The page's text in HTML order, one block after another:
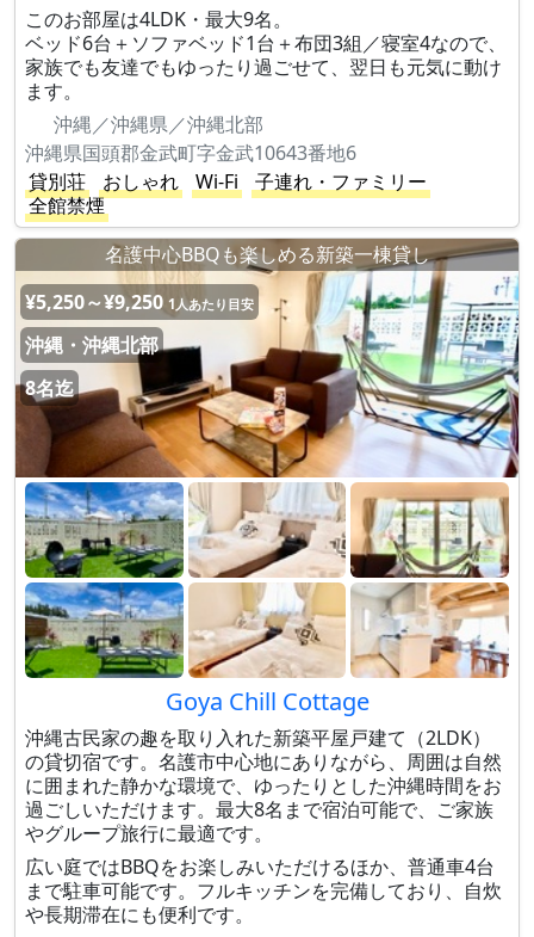
このお部屋は4LDK・最大9名。
ベッド6台＋ソファベッド1台＋布団3組／寝室4なので、
家族でも友達でもゆったり過ごせて、翌日も元気に動け
ます。
沖縄／沖縄県／沖縄北部
沖縄県国頭郡金武町字金武10643番地6
貸別荘
おしゃれ Wi-Fi
子連れ・ファミリー
全館禁煙
名護中心BBQも楽しめる新築一棟貸し
¥5,250～¥9,250 1人あたり目安
沖縄・沖縄北部
8名迄
Goya Chill Cottage
沖縄古民家の趣を取り入れた新築平屋戸建て（2LDK）
の貸切宿です。名護市中心地にありながら、周囲は自然
に囲まれた静かな環境で、ゆったりとした沖縄時間をお
過ごしいただけます。最大8名まで宿泊可能で、ご家族
やグループ旅行に最適です。
広い庭ではBBQをお楽しみいただけるほか、普通車4台
まで駐車可能です。フルキッチンを完備しており、自炊
や長期滞在にも便利です。